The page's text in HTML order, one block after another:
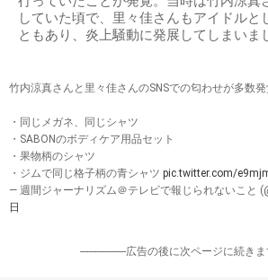
していた頃で、里々佳さんもアイドルと
ともあり、炎上騒動に発展してしまいま
竹内涼真さんと里々佳さんのSNSでの匂わせが多数発
・同じメガネ、同じシャツ
・SABONのボディケア用品セット
・果物柄のシャツ
・ジムで同じ格子柄の青シャツ pic.twitter.com/
— 週間ジャーナリズム＠テレビで報じられないこと
日
-----------------広告の後に次ページに続きま